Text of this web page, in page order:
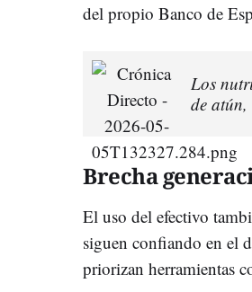
del propio Banco de
Los
de atún,
Brecha
El uso del efectivo
siguen confiando en el
priorizan herramientas